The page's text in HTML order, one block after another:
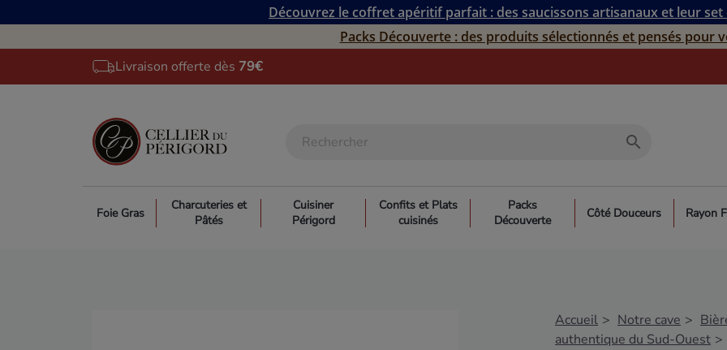
Découvrez le coffret apéritif parfait : des saucissons artisanaux et leur
Packs Découverte : des produits sélectionnés et pensés pour
Livraison offerte dès 79€
search
Foie Gras
Charcuteries et
Pâtés
Cuisiner
Périgord
Confits et Plats
cuisinés
Packs
Découverte
Côté Douceurs Rayon
Accueil Notre cave
authentique du Sud-Ouest